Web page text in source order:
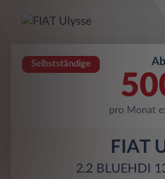
Selbstständige Ab
pro Monat
FIAT
2.2 BLUEHDI